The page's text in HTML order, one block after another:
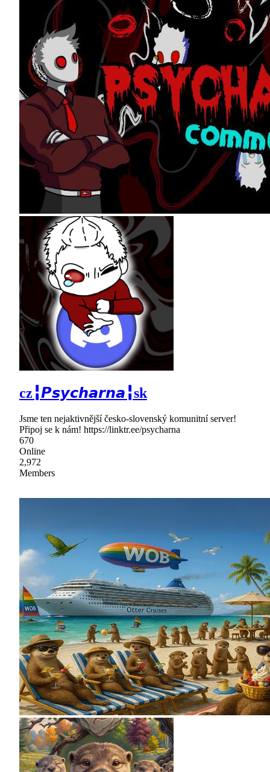
cz╏𝙋𝙨𝙮𝙘𝙝𝙖𝙧𝙣𝙖╏sk
Jsme ten nejaktivnější česko-slovenský komunitní server!
Připoj se k nám! https://linktr.ee/psycharna
670
Online
2,972
Members